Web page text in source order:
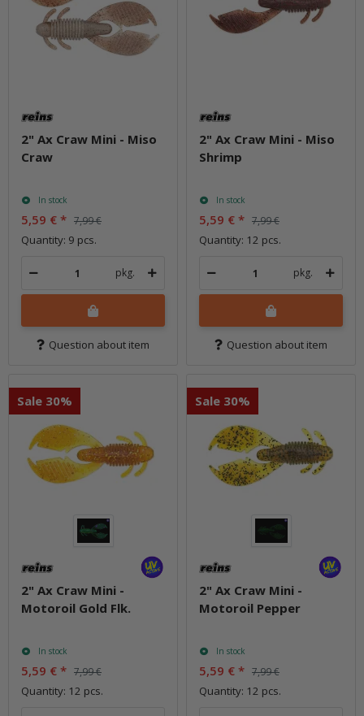
2" Ax Craw Mini - Miso
Craw
In stock
5,59 € * 7,99 €
Quantity: 9 pcs.
pkg.
Question about item
2" Ax Craw Mini - Miso
Shrimp
In stock
5,59 € * 7,99 €
Quantity: 12 pcs.
pkg.
Question about item
Sale 30%
2" Ax Craw Mini -
Motoroil Gold Flk.
In stock
5,59 € * 7,99 €
Quantity: 12 pcs.
Sale 30%
2" Ax Craw Mini -
Motoroil Pepper
In stock
5,59 € * 7,99 €
Quantity: 12 pcs.